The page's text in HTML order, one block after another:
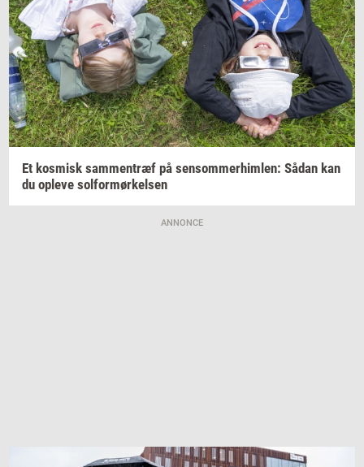
Et kos­misk sam­men­træf på sen­som­mer­him­len: Sådan kan
du op­le­ve sol­for­mør­kel­sen
ANNONCE